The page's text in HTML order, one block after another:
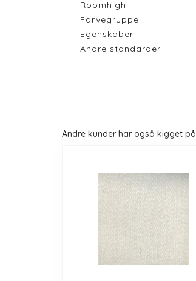
Roomhigh
Farvegruppe
Egenskaber
Andre standarder
Andre kunder har også kigget på